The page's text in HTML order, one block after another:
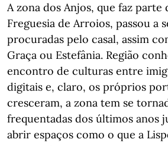
A zona dos Anjos, que faz parte
Freguesia de Arroios, passou a
procuradas pelo casal, assim
Graça ou Estefânia. Região
encontro de culturas entre
digitais e, claro, os próprios
cresceram, a zona tem se
frequentadas dos últimos anos
abrir espaços como o que a